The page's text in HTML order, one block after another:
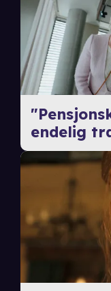
endelig